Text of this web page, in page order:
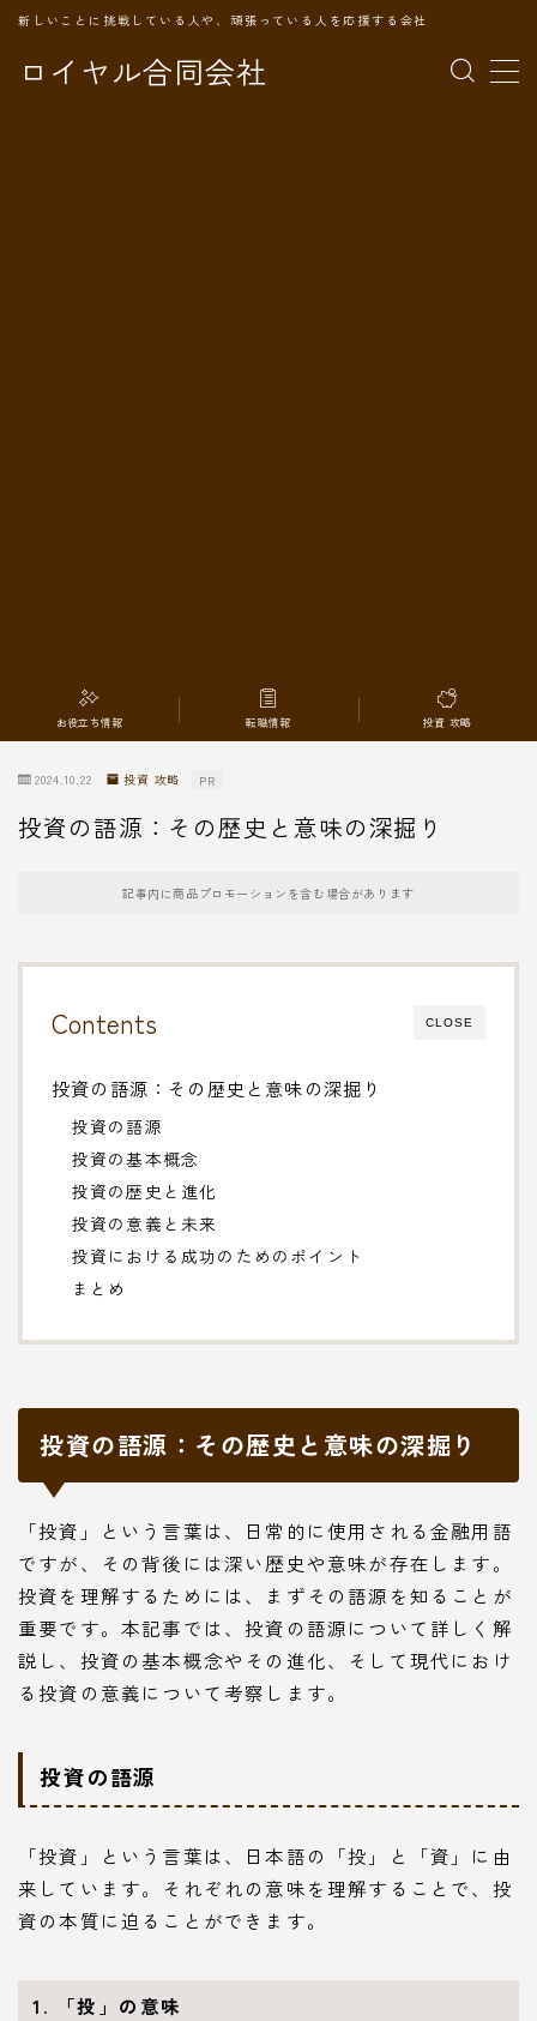
ロイヤル合同会社
新しいことに挑戦している人や、頑張っている人を応援する会社
MENU
お役立ち情報 転職情報 投資 攻略
2024.10.22 投資 攻略 PR
投資の語源：その歴史と意味の深掘り
記事内に商品プロモーションを含む場合があります
CLOSE
Contents
投資の語源：その歴史と意味の深掘り
投資の語源
投資の基本概念
投資の歴史と進化
投資の意義と未来
投資における成功のためのポイント
まとめ
投資の語源：その歴史と意味の深掘り
「投資」という言葉は、日常的に使用される金融用語
ですが、その背後には深い歴史や意味が存在します。
投資を理解するためには、まずその語源を知ることが
重要です。本記事では、投資の語源について詳しく解
説し、投資の基本概念やその進化、そして現代におけ
る投資の意義について考察します。
投資の語源
「投資」という言葉は、日本語の「投」と「資」に由
来しています。それぞれの意味を理解することで、投
資の本質に迫ることができます。
1. 「投」の意味